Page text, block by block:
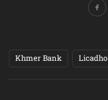
Khmer Bank Licadho